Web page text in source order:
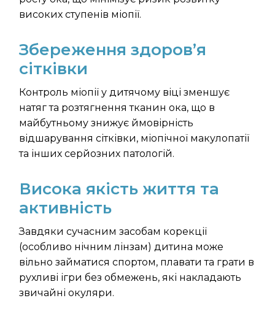
високих ступенів міопії.
Збереження здоров’я
сітківки
Контроль міопії у дитячому віці зменшує
натяг та розтягнення тканин ока, що в
майбутньому знижує ймовірність
відшарування сітківки, міопічної макулопатії
та інших серйозних патологій.
Висока якість життя та
активність
Завдяки сучасним засобам корекції
(особливо нічним лінзам) дитина може
вільно займатися спортом, плавати та грати в
рухливі ігри без обмежень, які накладають
звичайні окуляри.